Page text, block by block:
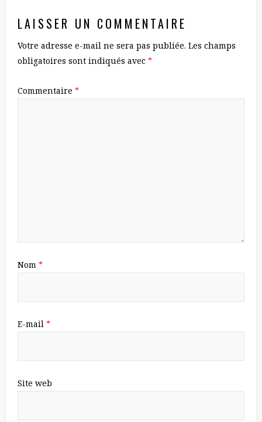
LAISSER UN COMMENTAIRE
Votre adresse e-mail ne sera pas publiée. Les champs
obligatoires sont indiqués avec *
Commentaire *
Nom *
E-mail *
Site web